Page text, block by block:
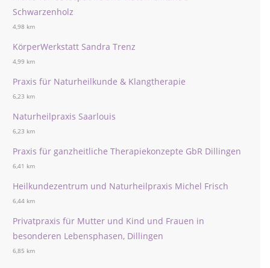
Schwarzenholz
4,98 km
KörperWerkstatt Sandra Trenz
4,99 km
Praxis für Naturheilkunde & Klangtherapie
6,23 km
Naturheilpraxis Saarlouis
6,23 km
Praxis für ganzheitliche Therapiekonzepte GbR Dillingen
6,41 km
Heilkundezentrum und Naturheilpraxis Michel Frisch
6,44 km
Privatpraxis für Mutter und Kind und Frauen in
besonderen Lebensphasen, Dillingen
6,85 km